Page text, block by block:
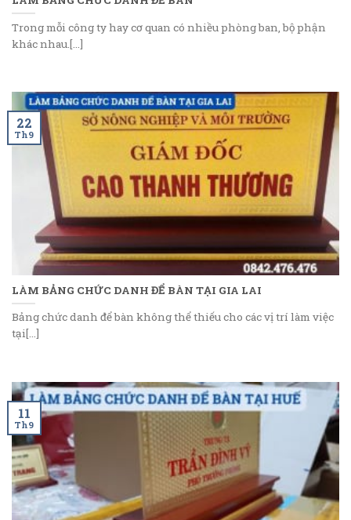
Trong mỗi công ty hay cơ quan có nhiều phòng ban, bộ phận
khác nhau.[...]
LÀM BẢNG CHỨC DANH ĐỂ BÀN TẠI GIA LAI
Bảng chức danh để bàn không thể thiếu cho các vị trí làm việc
tại[...]
22
Th9
11
Th9